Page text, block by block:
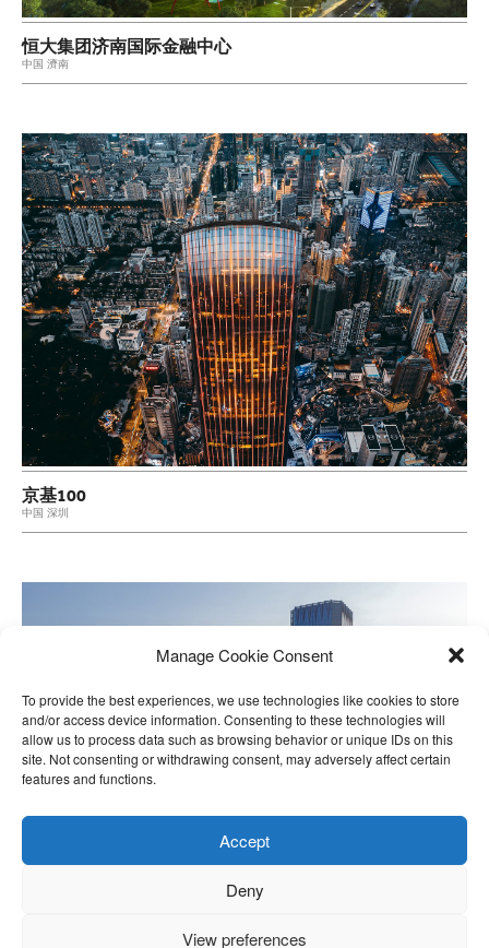
Manage Cookie Consent
To provide the best experiences, we use technologies like cookies to store
and/or access device information. Consenting to these technologies will
allow us to process data such as browsing behavior or unique IDs on this
site. Not consenting or withdrawing consent, may adversely affect certain
features and functions.
Accept
Deny
View preferences
恒大集团济南国际金融中心
中国 濟南
京基100
中国 深圳